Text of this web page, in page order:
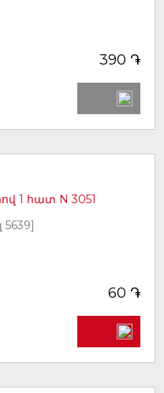
390 ֏
1 հատ N 3051
60 ֏